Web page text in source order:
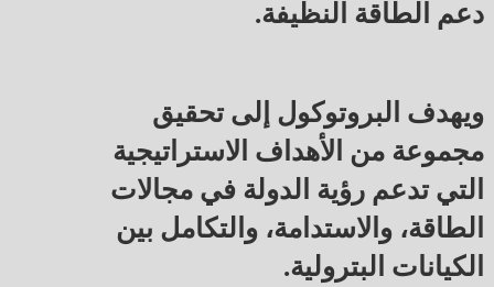
دعم الطاقة النظيفة.
ويهدف البروتوكول إلى تحقيق
مجموعة من الأهداف الاستراتيجية
التي تدعم رؤية الدولة في مجالات
الطاقة، والاستدامة، والتكامل بين
الكيانات البترولية.